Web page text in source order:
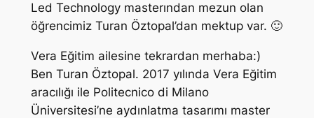
Led Technology masterından mezun olan
öğrencimiz Turan Öztopal’dan mektup var. 🙂
Vera Eğitim ailesine tekrardan merhaba:)
Ben Turan Öztopal. 2017 yılında Vera Eğitim
aracılığı ile Politecnico di Milano
Üniversitesi’ne aydınlatma tasarımı master